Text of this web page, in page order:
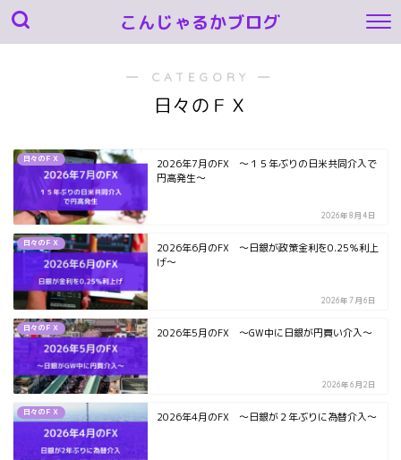
こんじゃるかブログ
― CATEGORY ―
日々のＦＸ
日々のＦＸ
2026年7月のFX ～１５年ぶりの日米共同介入で
円高発生～
2026年8月4日
日々のＦＸ
2026年6月のFX ～日銀が政策金利を0.25％利上
げ～
2026年7月6日
日々のＦＸ 2026年5月のFX ～GW中に日銀が円買い介入～
2026年6月2日
日々のＦＸ 2026年4月のFX ～日銀が２年ぶりに為替介入～